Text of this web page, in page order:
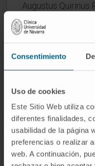
Consentimiento
Uso de cookies
Este Sitio Web utiliza
diferentes finalidades,
usabilidad de la página
preferencias o realizar
web. A continuación,
Augustus Quirinus
médico y botánico
Universidad de
los conductos
sublingual, realizó
taxonomía vegetal
salivales y
en la membrana
¿Es la
que menos